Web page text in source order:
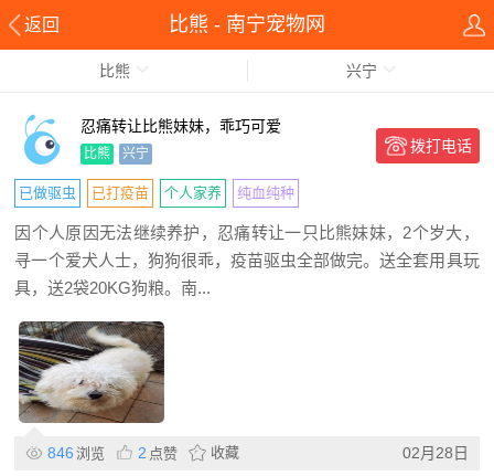
返回 比熊 - 南宁宠物网
比熊 兴宁
忍痛转让比熊妹妹，乖巧可爱
比熊 兴宁 拨打电话
已做驱虫 已打疫苗 个人家养 纯血纯种
因个人原因无法继续养护，忍痛转让一只比熊妹妹，2个岁大，
寻一个爱犬人士，狗狗很乖，疫苗驱虫全部做完。送全套用具玩
具，送2袋20KG狗粮。南...
846 浏览 2 点赞 收藏 02月28日